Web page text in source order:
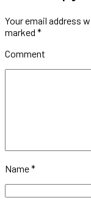
Your email address
marked *
Comment
Name *